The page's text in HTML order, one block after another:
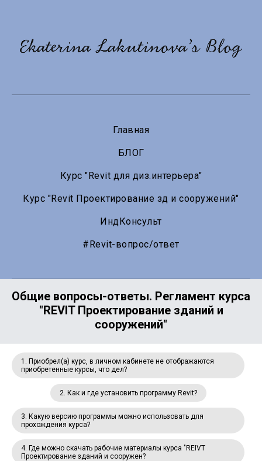
Главная
БЛОГ
Курс "Revit для диз.интерьера"
Курс "Revit Проектирование зд и сооружений"
ИндКонсульт
#Revit-вопрос/ответ
Общие вопросы-ответы. Регламент курса
"REVIT Проектирование зданий и
сооружений"
1. Приобрел(а) курс, в личном кабинете не отображаются
приобретенные курсы, что дел?
2. Как и где установить программу Revit?
3. Какую версию программы можно использовать для
прохождения курса?
4. Где можно скачать рабочие материалы курса "REIVT
Проектирование зданий и сооружен?